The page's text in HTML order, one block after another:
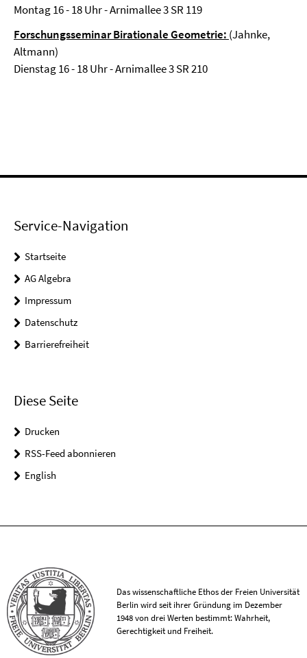
Montag 16 - 18 Uhr - Arnimallee 3 SR 119
Forschungsseminar Birationale Geometrie: (Jahnke,
Altmann)
Dienstag 16 - 18 Uhr - Arnimallee 3 SR 210
Service-Navigation
Startseite
AG Algebra
Impressum
Datenschutz
Barrierefreiheit
Diese Seite
Drucken
RSS-Feed abonnieren
English
Das wissenschaftliche Ethos der Freien Universität
Berlin wird seit ihrer Gründung im Dezember
1948 von drei Werten bestimmt: Wahrheit,
Gerechtigkeit und Freiheit.